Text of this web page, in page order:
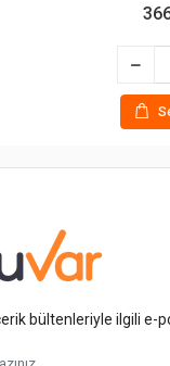
bültenleriyle ilgili e-